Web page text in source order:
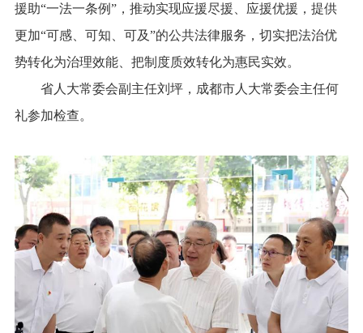
援助“一法一条例”，推动实现应援尽援、应援优援，提供
更加“可感、可知、可及”的公共法律服务，切实把法治优
势转化为治理效能、把制度质效转化为惠民实效。
省人大常委会副主任刘坪，成都市人大常委会主任何
礼参加检查。